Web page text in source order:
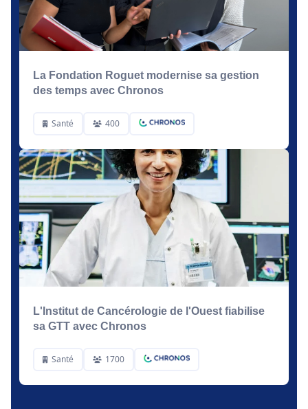
La Fondation Roguet modernise sa gestion
des temps avec Chronos
Santé 400
L'Institut de Cancérologie de l'Ouest fiabilise
sa GTT avec Chronos
Santé 1700